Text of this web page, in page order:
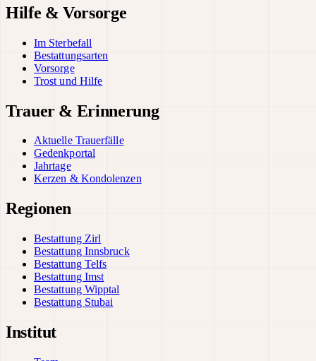
Hilfe & Vorsorge
Im Sterbefall
Bestattungsarten
Vorsorge
Trost und Hilfe
Trauer & Erinnerung
Aktuelle Trauerfälle
Gedenkportal
Jahrtage
Kerzen & Kondolenzen
Regionen
Bestattung Zirl
Bestattung Innsbruck
Bestattung Telfs
Bestattung Imst
Bestattung Wipptal
Bestattung Stubai
Institut